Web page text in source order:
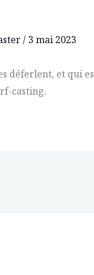
/ 3 mai 2023
déferlent, et qui
casting.